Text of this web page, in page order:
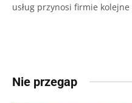
usług przynosi firmie
Nie przegap